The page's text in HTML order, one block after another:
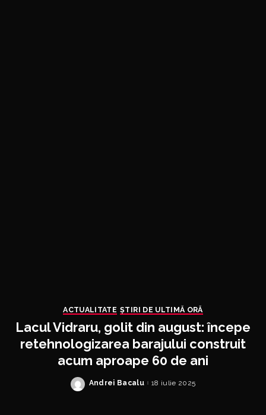
ACTUALITATE ȘTIRI DE ULTIMĂ ORĂ
Lacul Vidraru, golit din august: începe
retehnologizarea barajului construit
acum aproape 60 de ani
Posted
Andrei Bacalu 18 iulie 2025